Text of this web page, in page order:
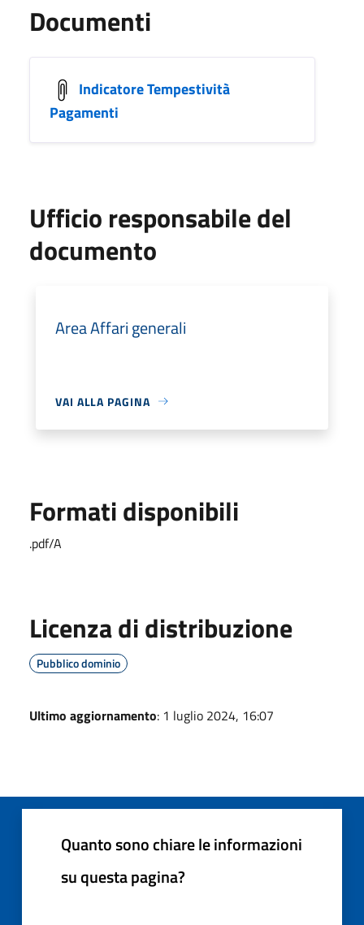
Documenti
Indicatore Tempestività
Pagamenti
Ufficio responsabile del
documento
Area Affari generali
VAI ALLA PAGINA
Formati disponibili
.pdf/A
Licenza di distribuzione
Pubblico dominio
Ultimo aggiornamento: 1 luglio 2024, 16:07
Quanto sono chiare le informazioni
su questa pagina?